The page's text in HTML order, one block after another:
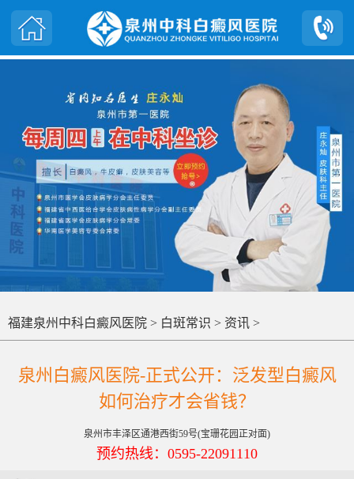
福建泉州中科白癜风医院 > 白斑常识 > 资讯 >
泉州白癜风医院-正式公开：泛发型白癜风
如何治疗才会省钱？
泉州市丰泽区通港西街59号(宝珊花园正对面)
预约热线：0595-22091110